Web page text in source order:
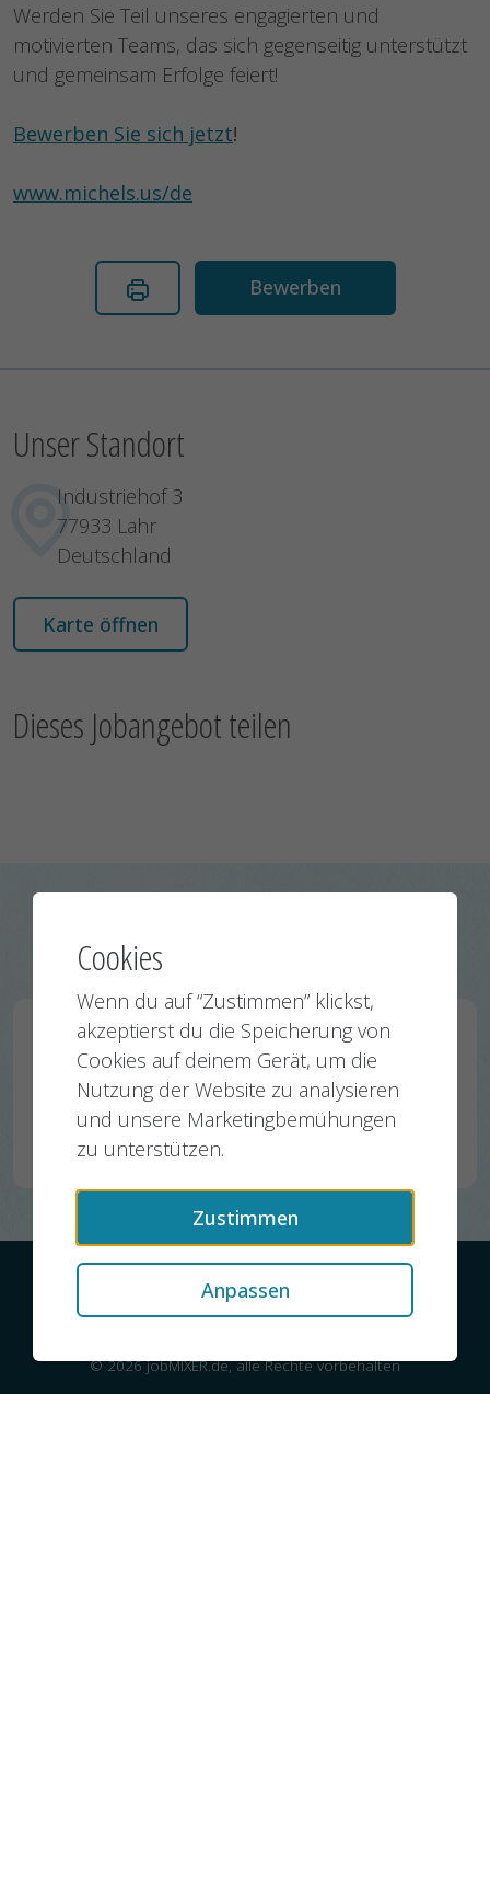
Werden Sie Teil unseres engagierten und
motivierten Teams, das sich gegenseitig unterstützt
und gemeinsam Erfolge feiert!
Bewerben Sie sich jetzt!
www.michels.us/de
Bewerben
Unser Standort
Industriehof 3
77933 Lahr
Deutschland
Karte öffnen
Dieses Jobangebot teilen
Trenchless GmbH:
Projektingenieur /Jungbauleiter (m/w/d)
Walldorf, Würzburg, Eisenach,
Meiningen, Erfurt, Fulda
06.07.2026
© 2026 jobMIXER.de, alle Rechte vorbehalten
Cookies
Wenn du auf “Zustimmen” klickst,
akzeptierst du die Speicherung von
Cookies auf deinem Gerät, um die
Nutzung der Website zu analysieren
und unsere Marketingbemühungen
zu unterstützen.
Zustimmen
Anpassen